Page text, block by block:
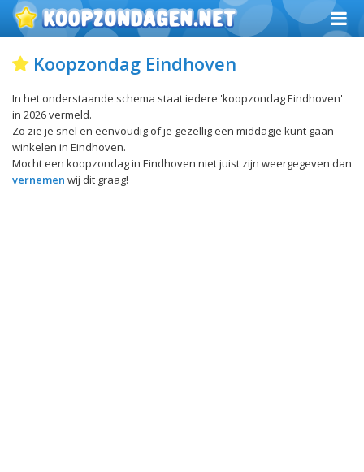
Koopzondag Eindhoven
In het onderstaande schema staat iedere 'koopzondag Eindhoven'
in 2026 vermeld.
Zo zie je snel en eenvoudig of je gezellig een middagje kunt gaan
winkelen in Eindhoven.
Mocht een koopzondag in Eindhoven niet juist zijn weergegeven dan
vernemen wij dit graag!